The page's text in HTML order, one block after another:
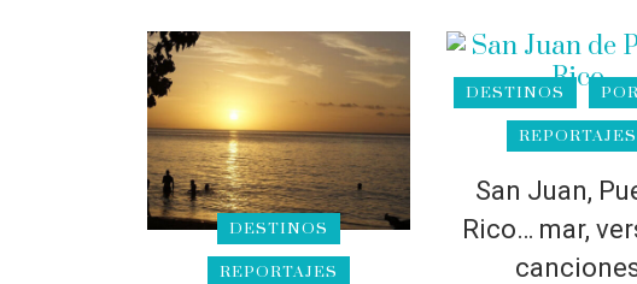
DESTINOS
REPORTAJES
DESTINOS
REPORTAJES
San Juan,
Rico… mar,